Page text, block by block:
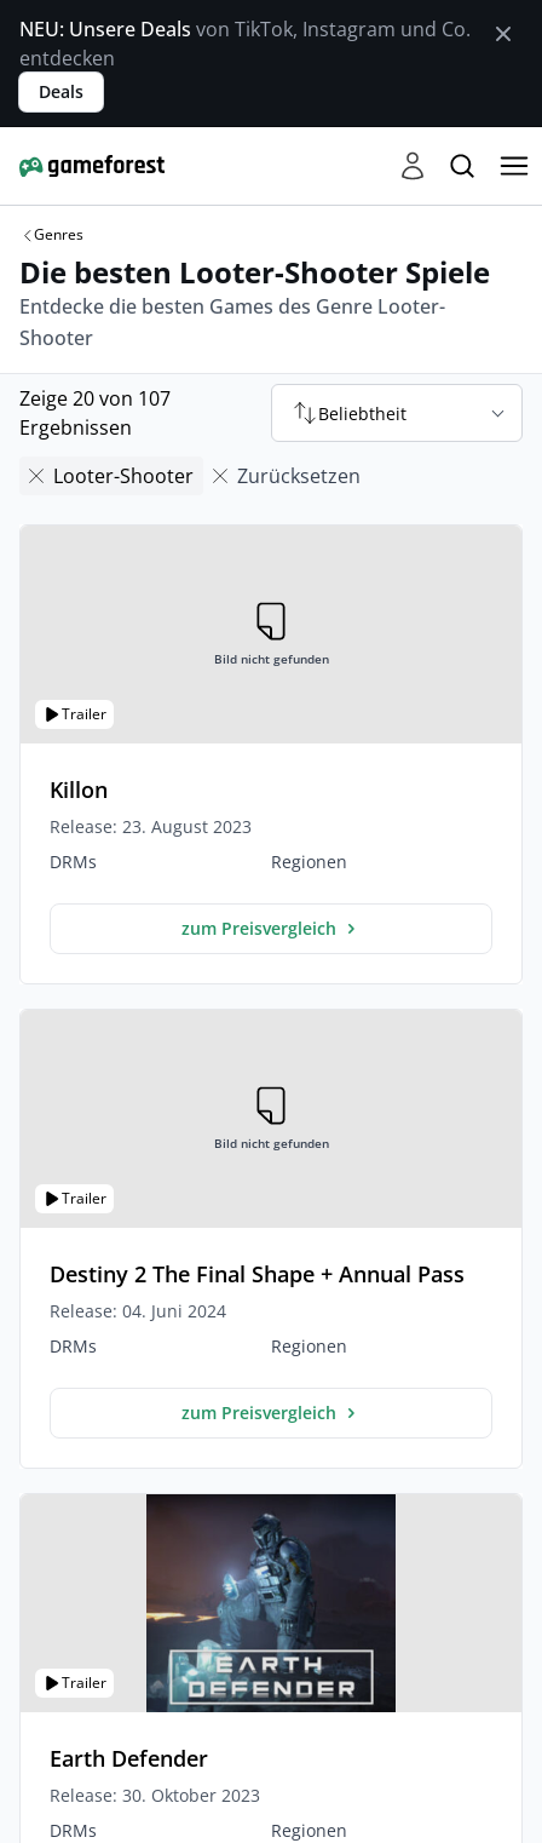
NEU: Unsere Deals von TikTok, Instagram und Co.
entdecken
Deals
Genres
Die besten Looter-Shooter Spiele
Entdecke die besten Games des Genre Looter-
Shooter
Zeige 20 von 107
Ergebnissen
Beliebtheit
Looter-Shooter Zurücksetzen
Trailer
Bild nicht gefunden
Killon
Release: 23. August 2023
DRMs
Regionen
zum Preisvergleich
Trailer
Bild nicht gefunden
Destiny 2 The Final Shape + Annual Pass
Release: 04. Juni 2024
DRMs
Regionen
zum Preisvergleich
Trailer
Earth Defender
Release: 30. Oktober 2023
DRMs
Regionen